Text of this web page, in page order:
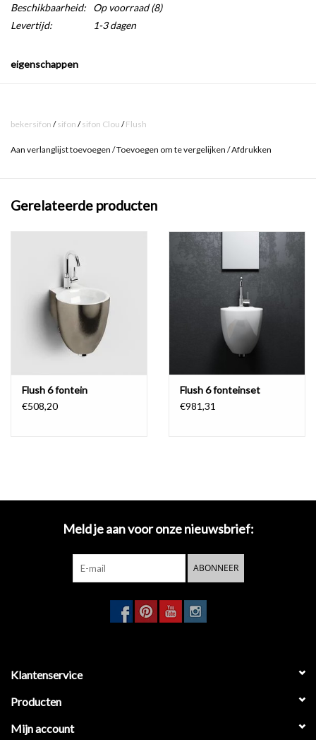
Beschikbaarheid:
Op voorraad(8)
Levertijd:
1-3 dagen
eigenschappen
Flush 6 fontein zodat de rondingen behouden worden.
De sifon zorgt ervoor dat lucht uit de afvoerleidingen niet kan
terugstromen door de afvoer van de fontein en zo een
onaangename geur kan verspreiden. Daarom spreekt men ook wel
van een stankafsluiter.
eenvoudig onderhoud
bekersifon /sifon /sifon Clou /Flush
Aan verlanglijst toevoegen /Toevoegen om te vergelijken /Afdrukken
Gerelateerde producten
Flush 6 fontein
€508,20
Flush 6 fonteinset
€981,31
Meld je aan voor onze nieuwsbrief:
ABONNEER
Klantenservice
Producten
Mijn account